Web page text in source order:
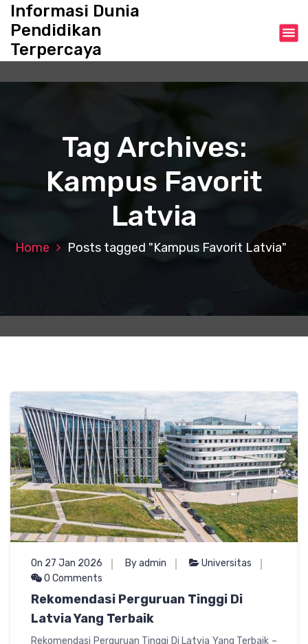
o
Informasi Dunia
Pendidikan
Terpercaya
Tag Archives:
Kampus Favorit
Latvia
Home Posts tagged "Kampus Favorit Latvia"
On 27 Jan 2026 By admin
Universitas
0 Comments
Rekomendasi Perguruan Tinggi Di
Latvia Yang Terbaik
Rekomendasi Perguruan Tinggi Di Latvia Yang Terbaik –